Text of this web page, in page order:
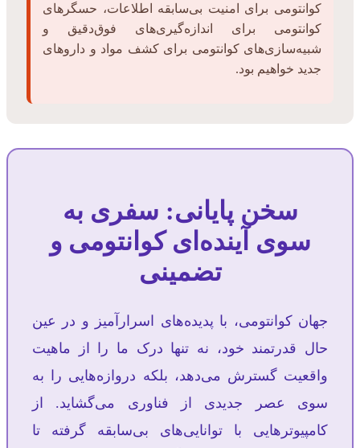
کوانتومی برای امنیت بی‌سابقه اطلاعات، حسگرهای
کوانتومی برای اندازه‌گیری‌های فوق‌دقیق و
شبیه‌سازی‌های کوانتومی برای کشف مواد و داروهای
جدید خواهیم بود.
سخن پایانی: سفری به
سوی آینده‌ای کوانتومی و
تضمینی
جهان کوانتومی، با پدیده‌های اسرارآمیز و در عین
حال قدرتمند خود، نه تنها درک ما را از ماهیت
واقعیت گسترش می‌دهد، بلکه دروازه‌هایی را به
سوی عصر جدیدی از فناوری می‌گشاید. از
کامپیوترهایی با توانایی‌های بی‌سابقه گرفته تا